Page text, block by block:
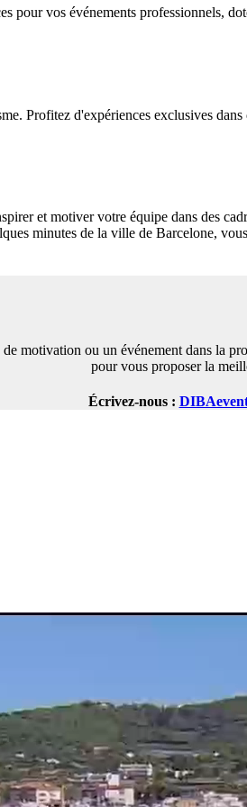
vos événements professionnels,
Profitez d'expériences exclusives
et motiver votre équipe dans des
minutes de la ville de Barcelone,
motivation ou un événement dans la
pour vous proposer la
Écrivez-nous :